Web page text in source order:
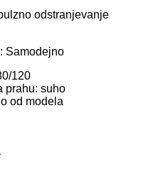
odstranjevanje
Samodejno
120
prahu: suho
od modela